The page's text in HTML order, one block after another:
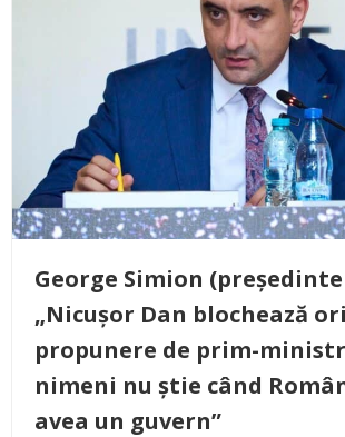
George Simion (președinte
„Nicușor Dan blochează
propunere de prim-
nimeni nu știe când
avea un guvern”